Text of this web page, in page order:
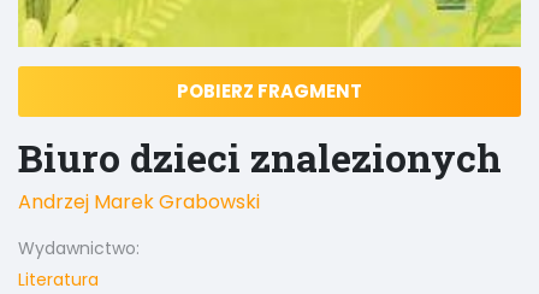
POBIERZ FRAGMENT
Biuro dzieci znalezionych
Andrzej Marek Grabowski
Wydawnictwo:
Literatura